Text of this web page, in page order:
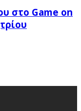
στο Game on